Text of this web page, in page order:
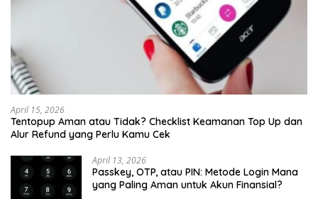
April 15, 2026
Tentopup Aman atau Tidak? Checklist Keamanan Top Up dan
Alur Refund yang Perlu Kamu Cek
April 13, 2026
Passkey, OTP, atau PIN: Metode Login Mana
yang Paling Aman untuk Akun Finansial?